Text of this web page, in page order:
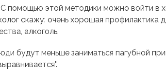
помощью этой методики можно войти в
скажу: очень хорошая профилактика
алкоголь.
будут меньше заниматься пагубной